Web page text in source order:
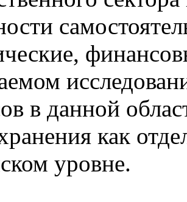
в данной
как
уровне.